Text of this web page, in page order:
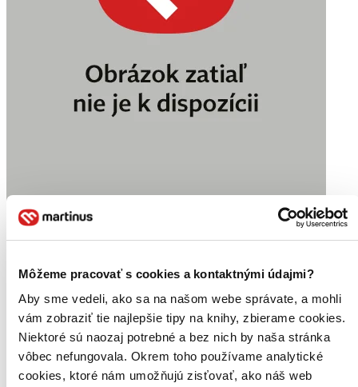
Môžeme pracovať s cookies a kontaktnými údajmi?
Aby sme vedeli, ako sa na našom webe správate, a mohli
vám zobraziť tie najlepšie tipy na knihy, zbierame cookies.
Niektoré sú naozaj potrebné a bez nich by naša stránka
vôbec nefungovala. Okrem toho používame analytické
cookies, ktoré nám umožňujú zisťovať, ako náš web
Klytaimestřiny sny
CZ
Dacia Maraini
Přeloženo z italštiny
Knihabrožovaná väzba
Vypredané